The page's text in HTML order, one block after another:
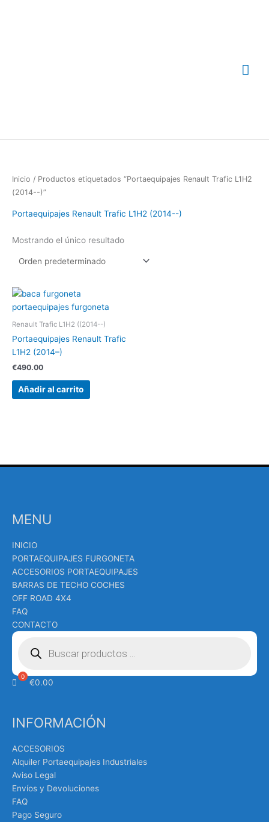
Inicio / Productos etiquetados “Portaequipajes Renault Trafic L1H2
(2014--)”
Portaequipajes Renault Trafic L1H2 (2014--)
Mostrando el único resultado
Renault Trafic L1H2 ((2014--)
Portaequipajes Renault Trafic
L1H2 (2014–)
€490.00
Añadir al carrito
MENU
INICIO
PORTAEQUIPAJES FURGONETA
ACCESORIOS PORTAEQUIPAJES
BARRAS DE TECHO COCHES
OFF ROAD 4X4
FAQ
CONTACTO
Búsqueda
productos
€0.00
INFORMACIÓN
ACCESORIOS
Alquiler Portaequipajes Industriales
Aviso Legal
Envíos y Devoluciones
FAQ
Pago Seguro